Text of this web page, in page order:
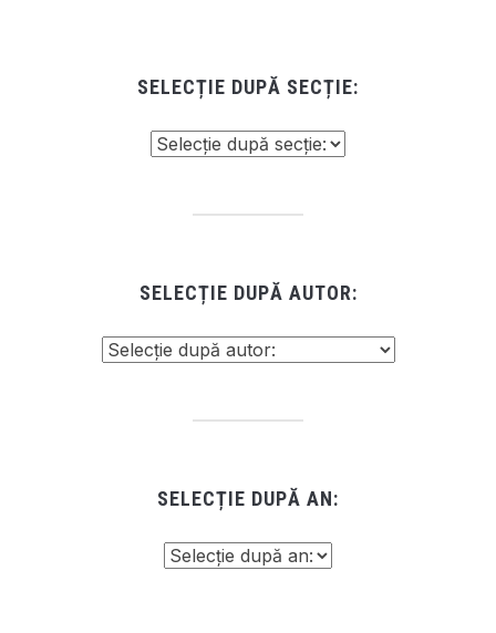
SELECȚIE DUPĂ SECȚIE:
SELECȚIE DUPĂ AUTOR:
SELECȚIE DUPĂ AN: